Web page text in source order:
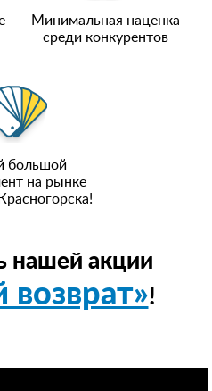
Минимальная наценка
среди конкурентов
большой
на рынке
нашей акции
!